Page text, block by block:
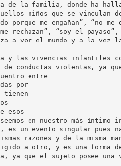
de la familia, donde ha
niños que se vinculan
porque me engañan”, “no me
rechazan”, “soy el
a ver el mundo y a la vez
y las vivencias infantiles
conductas violentas, ya que
entre
por
tienen
esos
en nuestro más
un evento singular pues
razones y de la misma
a otro, y es una forma
ya que el sujeto posee una